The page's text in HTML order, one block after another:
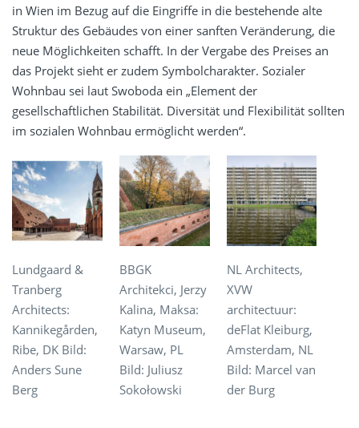
in Wien im Bezug auf die Eingriffe in die bestehende alte
Struktur des Gebäudes von einer sanften Veränderung, die
neue Möglichkeiten schafft. In der Vergabe des Preises an
das Projekt sieht er zudem Symbolcharakter. Sozialer
Wohnbau sei laut Swoboda ein „Element der
gesellschaftlichen Stabilität. Diversität und Flexibilität sollten
im sozialen Wohnbau ermöglicht werden“.
Lundgaard &
Tranberg
Architects:
Kannikegården,
Ribe, DK Bild:
Anders Sune
Berg
BBGK
Architekci, Jerzy
Kalina, Maksa:
Katyn Museum,
Warsaw, PL
Bild: Juliusz
Sokołowski
NL Architects,
XVW
architectuur:
deFlat Kleiburg,
Amsterdam, NL
Bild: Marcel van
der Burg